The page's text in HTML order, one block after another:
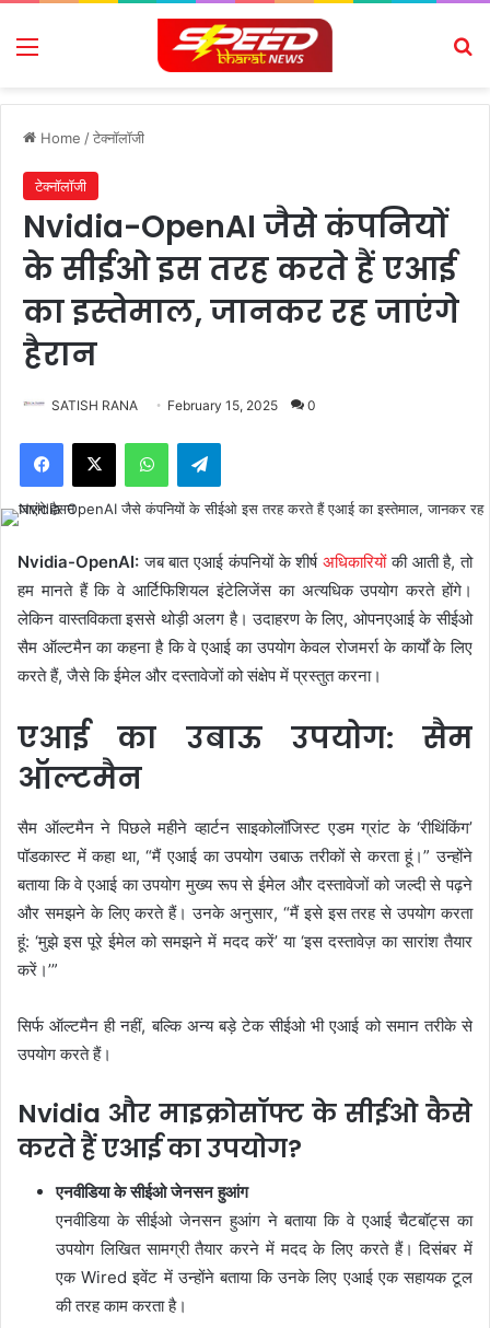
Menu
Home /टेक्नॉलॉजी
टेक्नॉलॉजी
Nvidia-OpenAI जैसे कंपनियों
के सीईओ इस तरह करते हैं एआई
का इस्तेमाल, जानकर रह जाएंगे
हैरान
SATISH RANA February 15, 2025 0
Facebook
X WhatsAppTelegram
Nvidia-OpenAI: जब बात एआई कंपनियों के शीर्षअधिकारियोंकी आती है, तो
हम मानते हैं कि वे आर्टिफिशियल इंटेलिजेंस का अत्यधिक उपयोग करते होंगे।
लेकिन वास्तविकता इससे थोड़ी अलग है। उदाहरण के लिए, ओपनएआई के सीईओ
सैम ऑल्टमैन का कहना है कि वे एआई का उपयोग केवल रोजमर्रा के कार्यों के लिए
करते हैं, जैसे कि ईमेल और दस्तावेजों को संक्षेप में प्रस्तुत करना।
एआई का उबाऊ उपयोग: सैम
ऑल्टमैन
सैम ऑल्टमैन ने पिछले महीने व्हार्टन साइकोलॉजिस्ट एडम ग्रांट के ‘रीथिंकिंग’
पॉडकास्ट में कहा था,“मैं एआई का उपयोग उबाऊ तरीकों से करता हूं।” उन्होंने
बताया कि वे एआई का उपयोग मुख्य रूप से ईमेल और दस्तावेजों को जल्दी से पढ़ने
और समझने के लिए करते हैं। उनके अनुसार, “मैं इसे इस तरह से उपयोग करता
हूं: ‘मुझे इस पूरे ईमेल को समझने में मदद करें’ या ‘इस दस्तावेज़ का सारांश तैयार
करें।’”
सिर्फ ऑल्टमैन ही नहीं, बल्कि अन्य बड़े टेक सीईओ भी एआई को समान तरीके से
उपयोग करते हैं।
Nvidia और माइक्रोसॉफ्ट के सीईओ कैसे
करते हैं एआई का उपयोग?
एनवीडिया के सीईओ जेनसन हुआंग
एनवीडिया के सीईओ जेनसन हुआंग ने बताया कि वेएआई चैटबॉट्स का
उपयोग लिखित सामग्री तैयार करने में मदद के लिए करते हैं। दिसंबर में
एक Wired इवेंट में उन्होंने बताया कि उनके लिए एआई एक सहायक टूल
की तरह काम करता है।